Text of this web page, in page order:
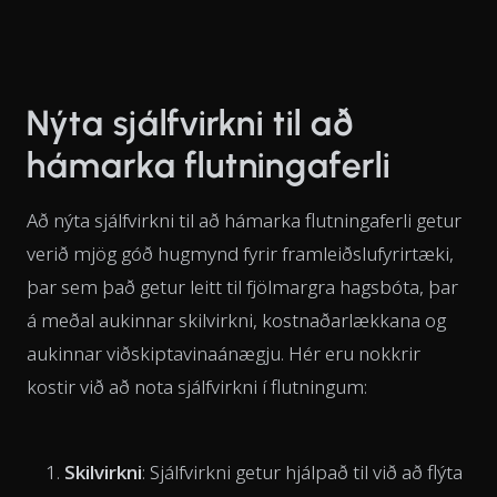
Nýta sjálfvirkni til að
hámarka flutningaferli
Að nýta sjálfvirkni til að hámarka flutningaferli getur
verið mjög góð hugmynd fyrir framleiðslufyrirtæki,
þar sem það getur leitt til fjölmargra hagsbóta, þar
á meðal aukinnar skilvirkni, kostnaðarlækkana og
aukinnar viðskiptavinaánægju. Hér eru nokkrir
kostir við að nota sjálfvirkni í flutningum:
Skilvirkni: Sjálfvirkni getur hjálpað til við að flýta